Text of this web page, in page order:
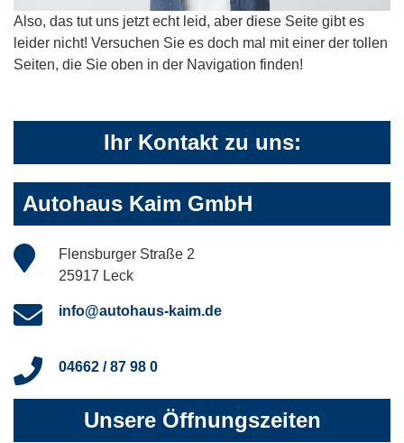
Also, das tut uns jetzt echt leid, aber diese Seite gibt es
leider nicht! Versuchen Sie es doch mal mit einer der tollen
Seiten, die Sie oben in der Navigation finden!
Ihr Kontakt zu uns:
Autohaus Kaim GmbH
Flensburger Straße 2
25917 Leck
info@autohaus-kaim.de
04662 / 87 98 0
Unsere Öffnungszeiten